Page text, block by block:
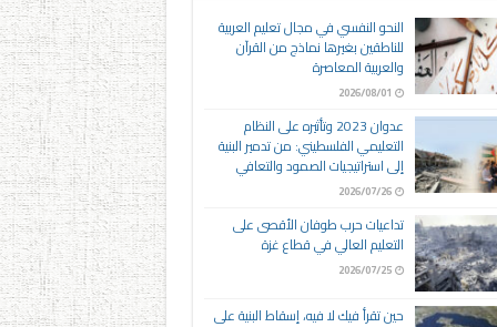
النحو النفسي في مجال تعليم العربية
للناطقين بغيرها نماذج من القرآن
والعربية المعاصرة
2026/08/01
عدوان 2023 وتأثيره على النظام
التعليمي الفلسطيني: من تدمير البنية
إلى استراتيجيات الصمود والتعافي
2026/07/26
تداعيات حرب طوفان الأقصى على
التعليم العالي في قطاع غزة
2026/07/25
حين تقرأ فيك لا فيه، إسقاط البنية على